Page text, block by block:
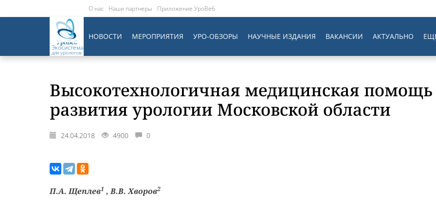
О нас Наши партнеры Приложение УроВеб
Экосистема
для урологов
НОВОСТИ МЕРОПРИЯТИЯ УРО-ОБЗОРЫ НАУЧНЫЕ ИЗДАНИЯ ВАКАНСИИ АКТУАЛЬНО
Высокотехнологичная медицинская помощь
развития урологии Московской области
24.04.2018 4900 0
П.А. Щеплев1 , В.В. Хворов2